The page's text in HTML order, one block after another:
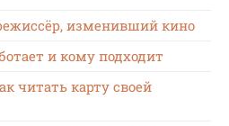
изменивший кино
и кому подходит
читать карту своей